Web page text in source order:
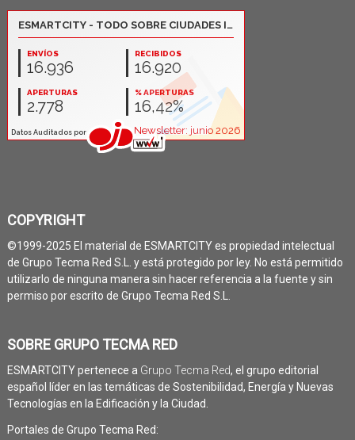
COPYRIGHT
©1999-2025 El material de ESMARTCITY es propiedad intelectual
de Grupo Tecma Red S.L. y está protegido por ley. No está permitido
utilizarlo de ninguna manera sin hacer referencia a la fuente y sin
permiso por escrito de Grupo Tecma Red S.L.
SOBRE GRUPO TECMA RED
ESMARTCITY pertenece a Grupo Tecma Red, el grupo editorial
español líder en las temáticas de Sostenibilidad, Energía y Nuevas
Tecnologías en la Edificación y la Ciudad.
Portales de Grupo Tecma Red: